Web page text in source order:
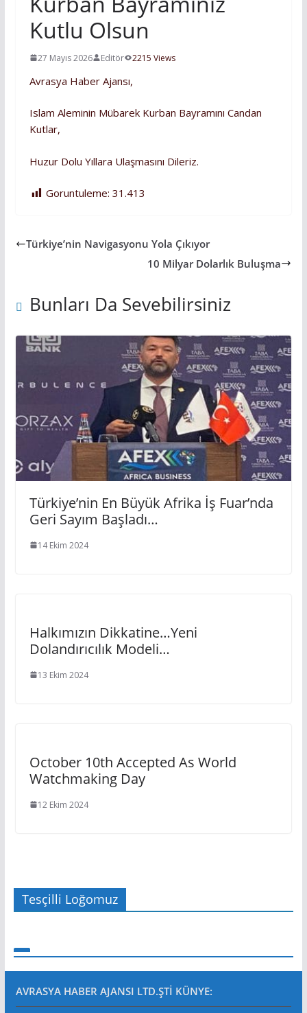
Kutlu Olsun
27 Mayıs 2026 Editör 2215 Views
Avrasya Haber Ajansı,
Islam Aleminin Mübarek Kurban Bayramını Candan
Kutlar,
Huzur Dolu Yıllara Ulaşmasını Dileriz.
Goruntuleme: 31.413
Türkiye’nin Navigasyonu Yola Çıkıyor
10 Milyar Dolarlık Buluşma
Bunları Da Sevebilirsiniz
Türkiye’nin En Büyük Afrika İş Fuar’nda
Geri Sayım Başladı…
14 Ekim 2024
Halkımızın Dikkatine…Yeni
Dolandırıcılık Modeli…
13 Ekim 2024
October 10th Accepted As World
Watchmaking Day
12 Ekim 2024
Tesçilli Loğomuz
AVRASYA HABER AJANSI LTD.ŞTİ KÜNYE: